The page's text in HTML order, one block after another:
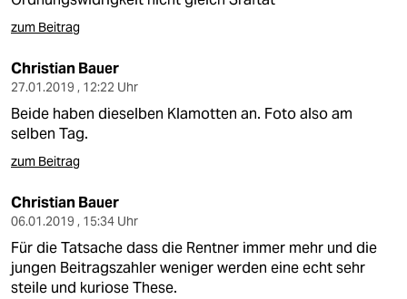
zum Beitrag
Christian Bauer
27.01.2019 , 12:22 Uhr
Beide haben dieselben Klamotten an. Foto also am
selben Tag.
zum Beitrag
Christian Bauer
06.01.2019 , 15:34 Uhr
Für die Tatsache dass die Rentner immer mehr und die
jungen Beitragszahler weniger werden eine echt sehr
steile und kuriose These.